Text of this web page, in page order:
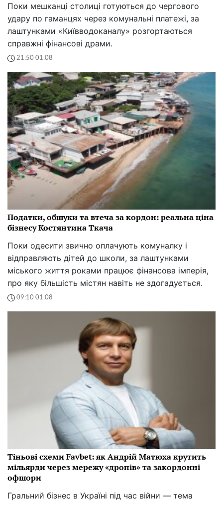
Поки мешканці столиці готуються до чергового
удару по гаманцях через комунальні платежі, за
лаштунками «Київводоканалу» розгортаються
справжні фінансові драми.
21:50 01.08
Податки, обшуки та втеча за кордон: реальна ціна
бізнесу Костянтина Ткача
Поки одесити звично оплачують комуналку і
відправляють дітей до школи, за лаштунками
міського життя роками працює фінансова імперія,
про яку більшість містян навіть не здогадується.
09:10 01.08
Тіньові схеми Favbet: як Андрій Матюха крутить
мільярди через мережу «дропів» та закордонні
офшори
Гральний бізнес в Україні під час війни — тема